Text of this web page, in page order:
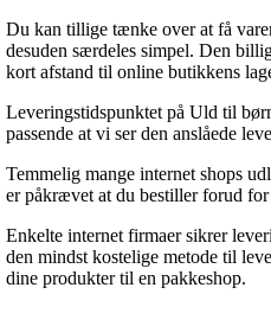
Du kan tillige tænke over at få
desuden særdeles simpel. Den
kort afstand til online butikkens
Leveringstidspunktet på Uld til
passende at vi ser den anslåede
Temmelig mange internet shops
er påkrævet at du bestiller forud
Enkelte internet firmaer sikrer
den mindst kostelige metode til
dine produkter til en pakkeshop.